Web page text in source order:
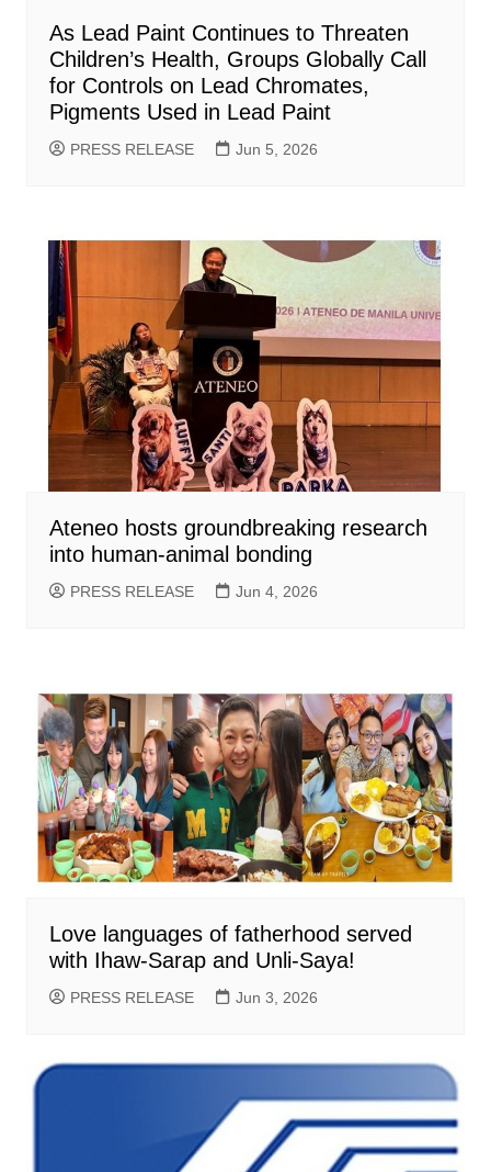
As Lead Paint Continues to Threaten
Children’s Health, Groups Globally Call
for Controls on Lead Chromates,
Pigments Used in Lead Paint
PRESS RELEASE Jun 5, 2026
Ateneo hosts groundbreaking research
into human-animal bonding
PRESS RELEASE Jun 4, 2026
Love languages of fatherhood served
with Ihaw-Sarap and Unli-Saya!
PRESS RELEASE Jun 3, 2026